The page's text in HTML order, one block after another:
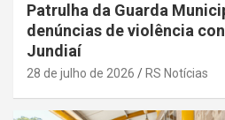
Patrulha da Guarda
denúncias de violência
Jundiaí
28 de julho de 2026 RS Notícias